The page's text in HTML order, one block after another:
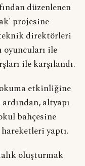
düzenlenen
projesine
direktörleri
ile
ile karşılandı.
etkinliğine
altyapı
bahçesine
yaptı.
oluşturmak